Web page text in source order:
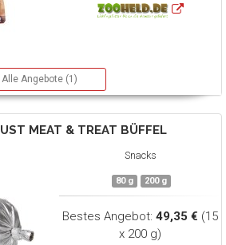
Alle Angebote (1)
MEAT & TREAT BÜFFEL
Snacks
80 g 200 g
Bestes Angebot: 49,35 € (15
x 200 g)